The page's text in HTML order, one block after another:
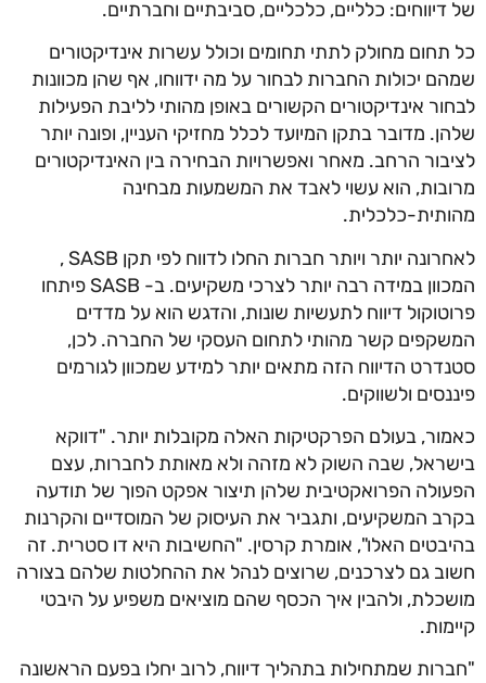
של דיווחים: כלליים, כלכליים, סביבתיים וחברתיים.
כל תחום מחולק לתתי תחומים וכולל עשרות אינדיקטורים
שמהם יכולות החברות לבחור על מה ידווחו, אף שהן מכוונות
לבחור אינדיקטורים הקשורים באופן מהותי לליבת הפעילות
שלהן. מדובר בתקן המיועד לכלל מחזיקי העניין, ופונה יותר
לציבור הרחב. מאחר ואפשרויות הבחירה בין האינדיקטורים
מרובות, הוא עשוי לאבד את המשמעות מבחינה
מהותית-כלכלית.
לאחרונה יותר ויותר חברות החלו לדווח לפי תקן SASB ,
המכוון במידה רבה יותר לצרכי משקיעים. ב- SASB פיתחו
פרוטוקול דיווח לתעשיות שונות, והדגש הוא על מדדים
המשקפים קשר מהותי לתחום העסקי של החברה. לכן,
סטנדרט הדיווח הזה מתאים יותר למידע שמכוון לגורמים
פיננסים ולשווקים.
כאמור, בעולם הפרקטיקות האלה מקובלות יותר. "דווקא
בישראל, שבה השוק לא מזהה ולא מאותת לחברות, עצם
הפעולה הפרואקטיבית שלהן תיצור אפקט הפוך של תודעה
בקרב המשקיעים, ותגביר את העיסוק של המוסדיים והקרנות
בהיבטים האלו", אומרת קרסין. "החשיבות היא דו סטרית. זה
חשוב גם לצרכנים, שרוצים לנהל את ההחלטות שלהם בצורה
מושכלת, ולהבין איך הכסף שהם מוציאים משפיע על היבטי
קיימות.
"חברות שמתחילות בתהליך דיווח, לרוב יחלו בפעם הראשונה